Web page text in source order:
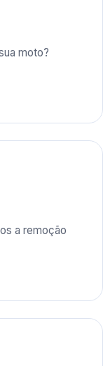
moto?
a remoção